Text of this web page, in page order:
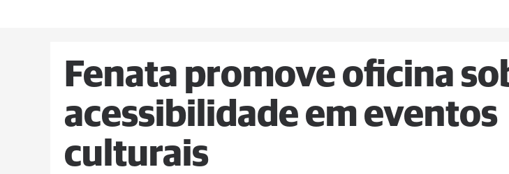
Fenata promove oficina
acessibilidade em eventos
culturais